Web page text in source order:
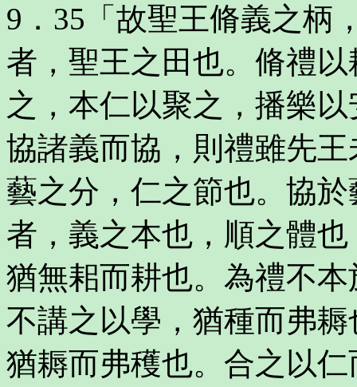
9．35「故聖王脩義之柄
者，聖王之田也。脩禮
之，本仁以聚之，播樂
協諸義而協，則禮雖先
藝之分，仁之節也。協
者，義之本也，順之體
猶無耜而耕也。為禮不
不講之以學，猶種而弗
猶耨而弗穫也。合之以